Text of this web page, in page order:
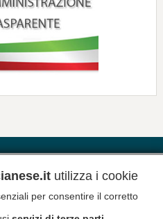
Informativa Privacy
utilizza i cookie
per consentire il corretto